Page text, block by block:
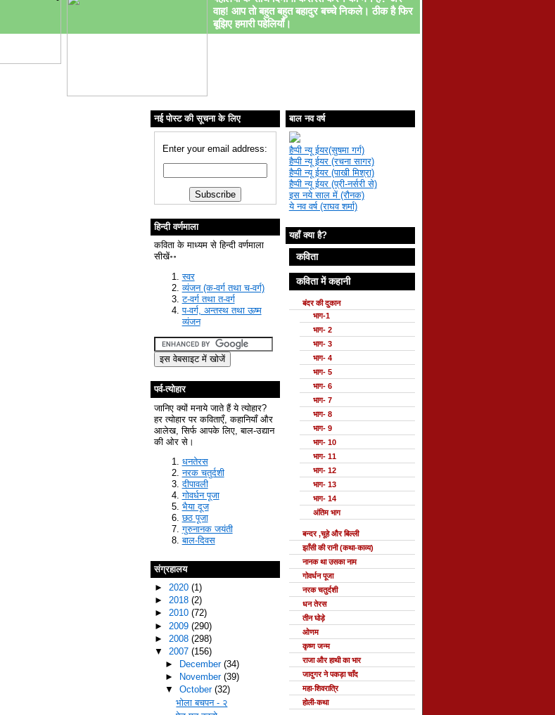
वाह! आप तो बहुत बहुत बहादुर बच्चे निकले। ठीक है फिर
बूझिए हमारी पहेलियाँ।
नई पोस्ट की सूचना के लिए
Enter your email address:
हिन्दी वर्णमाला
कविता के माध्यम से हिन्दी वर्णमाला
सीखें॰॰
स्वर
व्यंजन (क-वर्ग तथा च-वर्ग)
ट-वर्ग तथा त-वर्ग
प-वर्ग, अन्तस्थ तथा ऊष्म
व्यंजन
पर्व-त्योहार
जानिए क्यों मनाये जाते हैं ये त्योहार?
हर त्योहार पर कविताएँ, कहानियाँ और
आलेख, सिर्फ आपके लिए, बाल-उद्यान
की ओर से।
धनतेरस
नरक चतुर्दशी
दीपावली
गोवर्धन पूजा
भैया दूज
छठ पूजा
गुरुनानक जयंती
बाल-दिवस
संग्रहालय
► 2020 (1)
► 2018 (2)
► 2010 (72)
► 2009 (290)
► 2008 (298)
▼ 2007 (156)
►
December (34)
►
November (39)
▼ October (32)
भोला बचपन - २
बाल नव वर्ष
हैप्पी न्यू ईयर(सुषमा गर्ग)
हैप्पी न्यू ईयर (रचना सागर)
हैप्पी न्यू ईयर (पाखी मिश्रा)
हैप्पी न्यू ईयर (प्री-नर्सरी से)
इस नये साल में (रौनक)
ये नव वर्ष (राघव शर्मा)
यहाँ क्या है?
कविता
कविता में कहानी
बंदर की दुकान
भाग-1
भाग- 2
भाग- 3
भाग- 4
भाग- 5
भाग- 6
भाग- 7
भाग- 8
भाग- 9
भाग- 10
भाग- 11
भाग- 12
भाग- 13
भाग- 14
अंतिम भाग
बन्दर ,चूहे और बिल्ली
झाँसी की रानी (कथा-काव्य)
नानक था उसका नाम
गोवर्धन पूजा
नरक चतुर्दशी
धन तेरस
तीन घोड़े
ओणम
कृष्ण जन्म
राजा और हाथी का भार
जादुगर ने पकड़ा चाँद
महा-शिवरात्रि
होली-कथा